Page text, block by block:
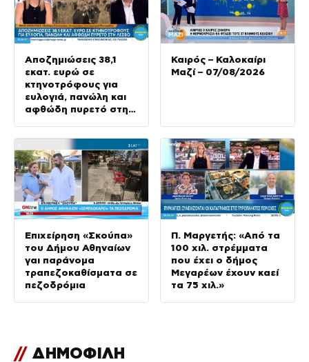
Αποζημιώσεις 38,1
εκατ. ευρώ σε
κτηνοτρόφους για
ευλογιά, πανώλη και
αφθώδη πυρετό στη
Καιρός – Καλοκαίρι
Μαζί – 07/08/2026
Επιχείρηση «Σκούπα»
του Δήμου Αθηναίων
γαι παράνομα
τραπεζοκαθίσματα σε
πεζοδρόμια
Π. Μαργετής: «Από τα
100 χιλ. στρέμματα
που έχει ο δήμος
Μεγαρέων έχουν καεί
τα 75 χιλ.»
// ΔΗΜΟΦΙΛΗ